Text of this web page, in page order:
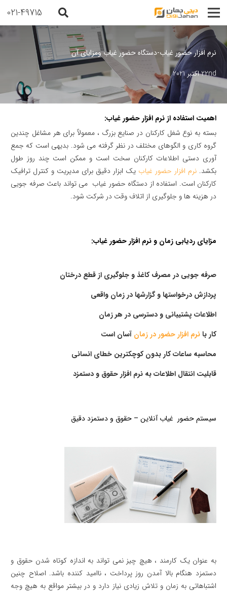
021-49715
نرم افزار حضور غیاب-دستگاه حضور غیاب ومزایای آن
22nd اکتبر 2021
اهمیت استفاده از نرم افزار حضور غیاب:
بسته به نوع شغل کارکنان در صنایع بزرگ ، معمولاً برای هر مشاغل چندین
گروه کاری و الگوهای مختلف در نظر گرفته می شود. بدیهی است که جمع
آوری دستی اطلاعات کارکنان سخت است و ممکن است چند روز طول
بکشد. نرم افزار حضور غیاب یک ابزار دقیق برای مدیریت و کنترل ترافیک
کارکنان است. استفاده از دستگاه حضور غیاب می تواند باعث صرفه جویی
در هزینه ها و جلوگیری از اتلاف وقت در شرکت شود.
مزایای ردیابی زمان و نرم افزار حضور غیاب:
صرفه جویی در مصرف کاغذ و جلوگیری از قطع درختان
پردازش درخواستها و گزارشها در زمان واقعی
اطلاعات پشتیبانی و دسترسی در هر زمان
کار با نرم افزار حضور در زمان آسان است
محاسبه ساعات کار بدون کوچکترین خطای انسانی
قابلیت انتقال اطلاعات به نرم افزار حقوق و دستمزد
سیستم حضور غیاب آنلاین – حقوق و دستمزد دقیق
به عنوان یک کارمند ، هیچ چیز نمی تواند به اندازه کوتاه شدن حقوق و
دستمزد هنگام بالا آمدن روز پرداخت ، ناامید کننده باشد. اصلاح چنین
اشتباهاتی به زمان و تلاش زیادی نیاز دارد و در بیشتر مواقع به هیچ وجه